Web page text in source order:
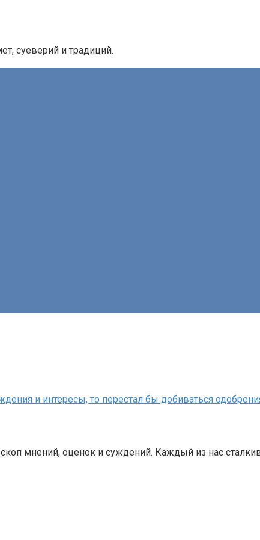
суеверий и традиций.
и интересы, то перестал бы добиваться
мнений, оценок и суждений. Каждый из нас